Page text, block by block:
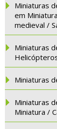
Miniaturas
em
medieval /
Miniaturas
Miniaturas
Miniaturas
Miniatura /